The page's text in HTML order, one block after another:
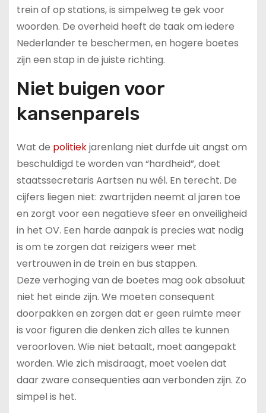
trein of op stations, is simpelweg te gek voor
woorden. De overheid heeft de taak om iedere
Nederlander te beschermen, en hogere boetes
zijn een stap in de juiste richting.
Niet buigen voor
kansenparels
Wat de politiekjarenlang niet durfde uit angst om
beschuldigd te worden van “hardheid”, doet
staatssecretaris Aartsen nu wél. En terecht. De
cijfers liegen niet: zwartrijden neemt al jaren toe
en zorgt voor een negatieve sfeer en onveiligheid
in het OV. Een harde aanpak is precies wat nodig
is om te zorgen dat reizigers weer met
vertrouwen in de trein en bus stappen.
Deze verhoging van de boetes mag ook absoluut
niet het einde zijn. We moeten consequent
doorpakken en zorgen dat er geen ruimte meer
is voor figuren die denken zich alles te kunnen
veroorloven. Wie niet betaalt, moet aangepakt
worden. Wie zich misdraagt, moet voelen dat
daar zware consequenties aan verbonden zijn. Zo
simpel is het.